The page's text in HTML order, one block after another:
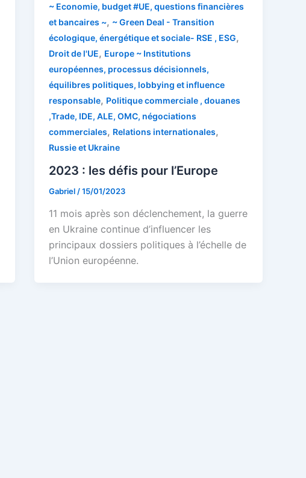
~ Economie, budget #UE, questions financières
et bancaires ~, ~ Green Deal - Transition
écologique, énergétique et sociale- RSE , ESG,
Droit de l'UE, Europe ~ Institutions
européennes, processus décisionnels,
équilibres politiques, lobbying et influence
responsable, Politique commerciale , douanes
,Trade, IDE, ALE, OMC, négociations
commerciales, Relations internationales,
Russie et Ukraine
2023 : les défis pour l’Europe
Gabriel /15/01/2023
11 mois après son déclenchement, la guerre
en Ukraine continue d’influencer les
principaux dossiers politiques à l’échelle de
l’Union européenne.